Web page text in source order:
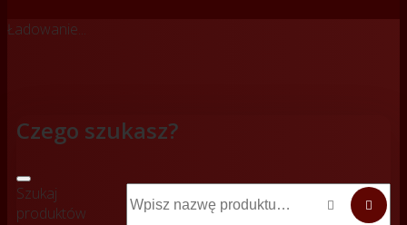
Ładowanie...
Czego szukasz?
Szukaj
produktów
 